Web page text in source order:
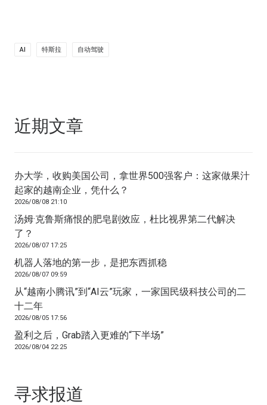
AI 特斯拉 自动驾驶
近期文章
办大学，收购美国公司，拿世界500强客户：这家做果汁
起家的越南企业，凭什么？
2026/08/08 21:10
汤姆·克鲁斯痛恨的肥皂剧效应，杜比视界第二代解决
了？
2026/08/07 17:25
机器人落地的第一步，是把东西抓稳
2026/08/07 09:59
从“越南小腾讯”到“AI云”玩家，一家国民级科技公司的二
十二年
2026/08/05 17:56
盈利之后，Grab踏入更难的“下半场”
2026/08/04 22:25
寻求报道